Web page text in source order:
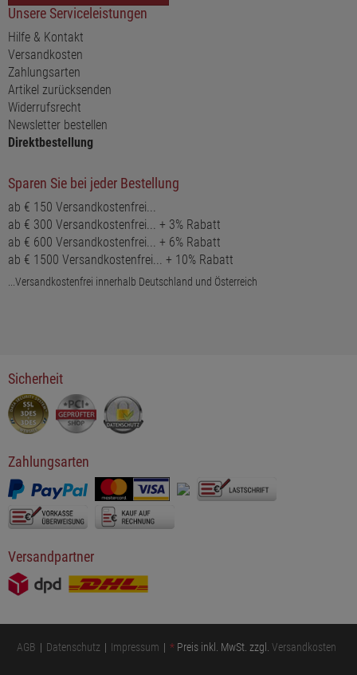
Unsere Serviceleistungen
Hilfe & Kontakt
Versandkosten
Zahlungsarten
Artikel zurücksenden
Widerrufsrecht
Newsletter bestellen
Direktbestellung
Sparen Sie bei jeder Bestellung
ab € 150 Versandkostenfrei...
ab € 300 Versandkostenfrei... + 3% Rabatt
ab € 600 Versandkostenfrei... + 6% Rabatt
ab € 1500 Versandkostenfrei... + 10% Rabatt
...Versandkostenfrei innerhalb Deutschland und Österreich
Sicherheit
Zahlungsarten
Versandpartner
AGB Datenschutz Impressum * Preis inkl. MwSt. zzgl. Versandkosten